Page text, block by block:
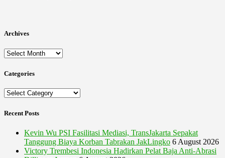
Archives
Archives
Categories
Categories
Recent Posts
Kevin Wu PSI Fasilitasi Mediasi, TransJakarta Sepakat
Tanggung Biaya Korban Tabrakan JakLingko 6 August 2026
Victory Trembesi Indonesia Hadirkan Pelat Baja Anti-Abrasi